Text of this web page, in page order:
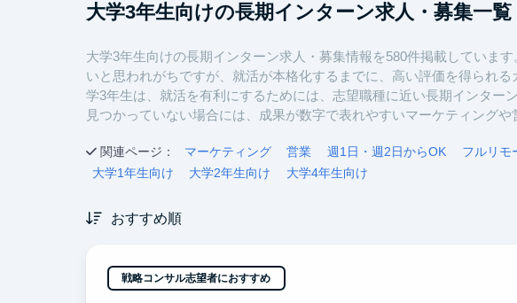
大学3年生向けの長期インターン求人・募集一覧
大学3年生向けの長期インターン求人・募集情報を580件掲載していま
いと思われがちですが、就活が本格化するまでに、高い評価を得られ
学3年生は、就活を有利にするためには、志望職種に近い長期インター
見つかっていない場合には、成果が数字で表れやすいマーケティングや
関連ページ： マーケティング 営業 週1日・週2日からOK フルリモ
大学1年生向け
大学2年生向け 大学4年生向け
おすすめ順
戦略コンサル志望者におすすめ